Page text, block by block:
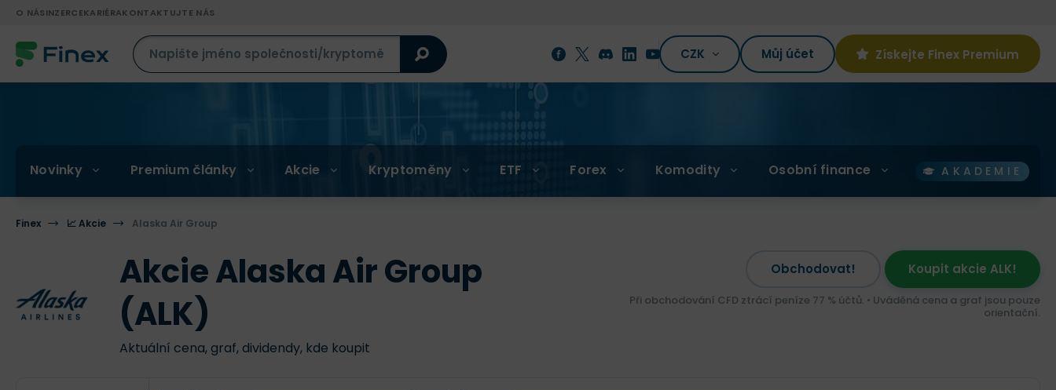
O NÁSINZERCEKARIÉRAKONTAKTUJTE NÁS
CZK Můj účet Získejte Finex Premium
Novinky Premium články Akcie Kryptoměny ETF Forex Komodity Osobní finance AKADEMIE
Finex 📈 Akcie Alaska Air Group
Akcie Alaska Air Group
(ALK)
Aktuální cena, graf, dividendy, kde koupit
Obchodovat! Koupit akcie ALK!
Při obchodování CFD ztrácí peníze 77 % účtů. • Uváděná cena a graf jsou pouze
orientační.